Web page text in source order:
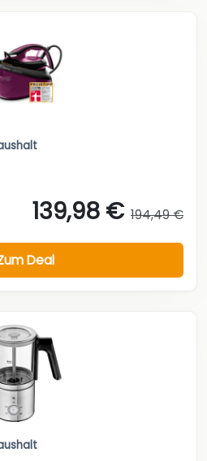
139,98 € 194,49 €
Deal